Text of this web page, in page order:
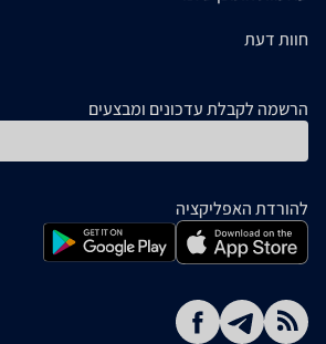
חוות דעת
הרשמה לקבלת עדכונים ומבצעים
להורדת האפליקציה